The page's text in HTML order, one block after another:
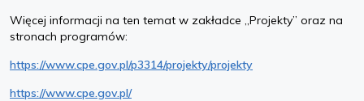
Więcej informacji na ten temat w zakładce „Projekty” oraz na
stronach programów:
https://www.cpe.gov.pl/p3314/projekty/projekty
https://www.cpe.gov.pl/